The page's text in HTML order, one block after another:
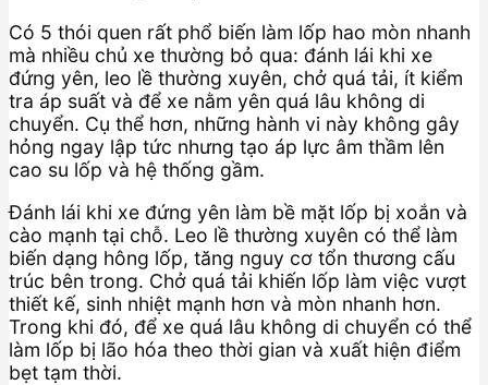
Có 5 thói quen rất phổ biến làm lốp hao mòn nhanh
mà nhiều chủ xe thường bỏ qua: đánh lái khi xe
đứng yên, leo lề thường xuyên, chở quá tải, ít kiểm
tra áp suất và để xe nằm yên quá lâu không di
chuyển. Cụ thể hơn, những hành vi này không gây
hỏng ngay lập tức nhưng tạo áp lực âm thầm lên
cao su lốp và hệ thống gầm.
Đánh lái khi xe đứng yên làm bề mặt lốp bị xoắn và
cào mạnh tại chỗ. Leo lề thường xuyên có thể làm
biến dạng hông lốp, tăng nguy cơ tổn thương cấu
trúc bên trong. Chở quá tải khiến lốp làm việc vượt
thiết kế, sinh nhiệt mạnh hơn và mòn nhanh hơn.
Trong khi đó, để xe quá lâu không di chuyển có thể
làm lốp bị lão hóa theo thời gian và xuất hiện điểm
bẹt tạm thời.